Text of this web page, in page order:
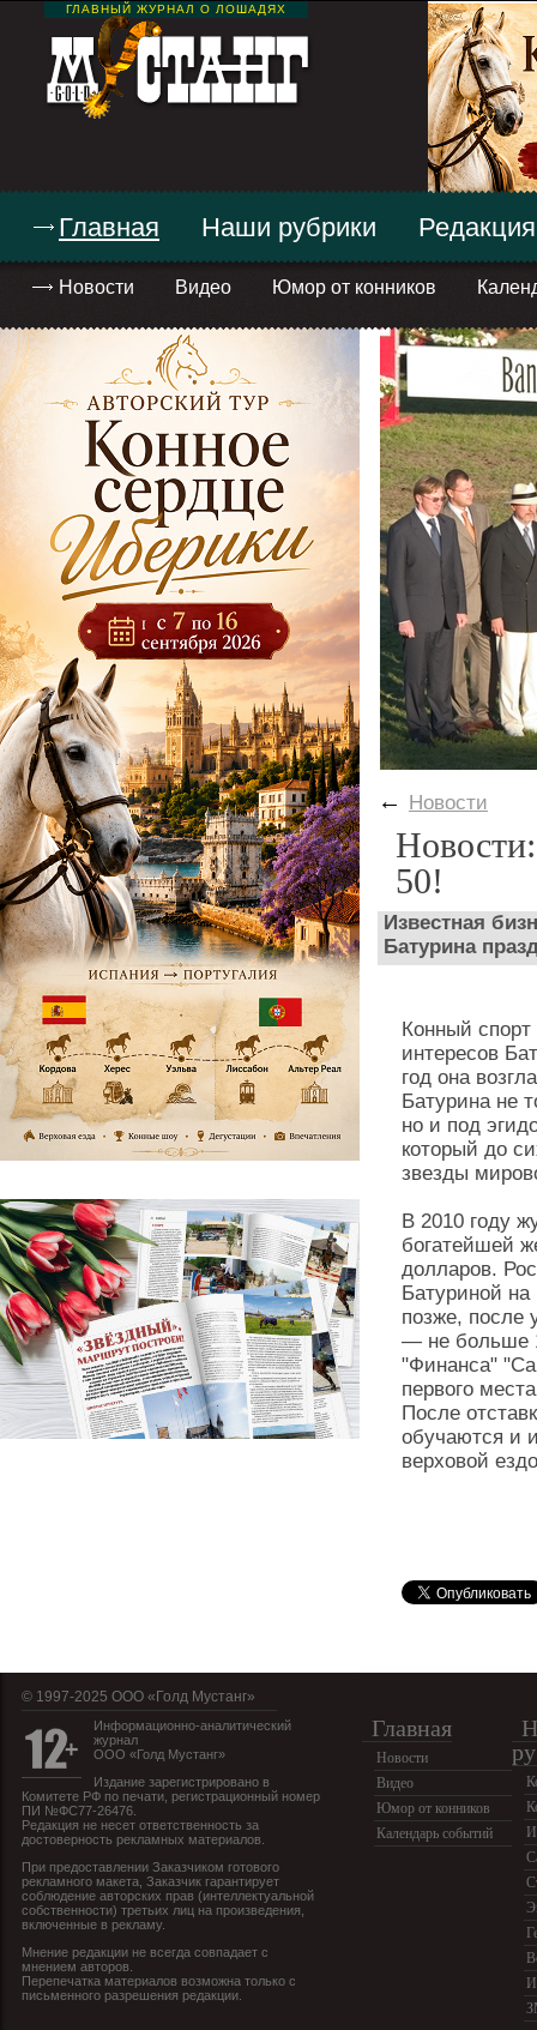
ГЛАВНЫЙ ЖУРНАЛ О ЛОШАДЯХ
Главная
Новости Видео Юмор от конников
Наши рубрики Редакция
← Новости
50!
Известная
Батурина
Конный спорт
интересов
год она
Батурина не
но и под
который до
звезды
В 2010 году
богатейшей
долларов.
Батуриной
позже, после
— не больше
"Финанса"
первого
После
обучаются и
верховой
© 1997-2025 OOO «Голд Мустанг»
Информационно-аналитический
журнал
ООО «Голд Мустанг»
Издание зарегистрировано в
Комитете РФ по печати, регистрационный номер
ПИ №ФС77-26476.
Редакция не несет ответственность за
достоверность рекламных материалов.
При предоставлении Заказчиком готового
рекламного макета, Заказчик гарантирует
соблюдение авторских прав (интеллектуальной
собственности) третьих лиц на произведения,
включенные в рекламу.
Мнение редакции не всегда совпадает с
мнением авторов.
Перепечатка материалов возможна только с
письменного разрешения редакции.
Главная
Новости
Видео
Юмор от конников
Календарь событий